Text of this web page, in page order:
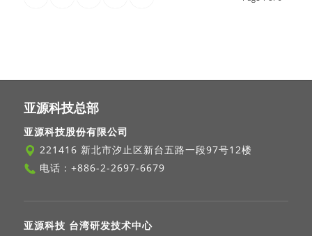
亚源科技总部
亚源科技股份有限公司
221416 新北市汐止区新台五路一段97号12楼
电话： +886-2-2697-6679
亚源科技 台湾研发技术中心